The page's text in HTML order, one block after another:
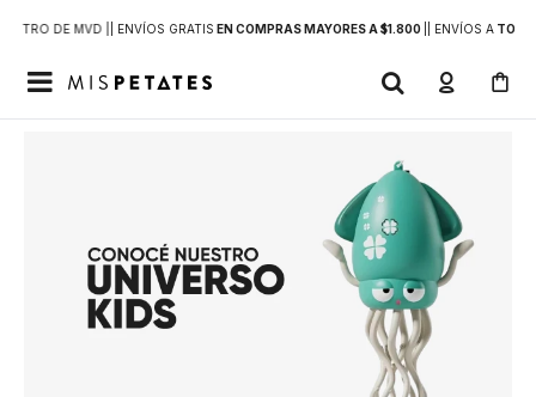
DE MVD | | ENVÍOS GRATIS EN COMPRAS MAYORES A $1.800 | ENVÍOS ATODO
